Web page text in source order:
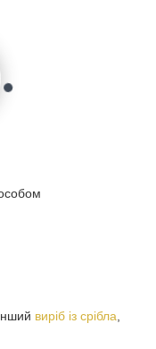
виріб із срібла